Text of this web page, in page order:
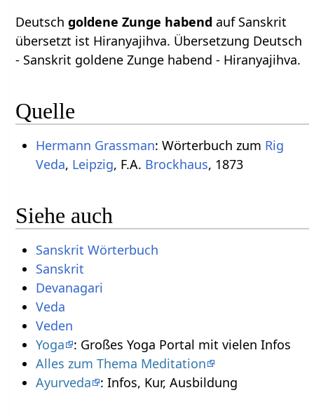
Deutschgoldene Zunge habendauf Sanskrit
übersetzt ist Hiranyajihva. Übersetzung Deutsch
- Sanskrit goldene Zunge habend - Hiranyajihva.
Quelle
Hermann Grassman: Wörterbuch zum Rig
Veda, Leipzig, F.A. Brockhaus, 1873
Siehe auch
Sanskrit Wörterbuch
Sanskrit
Devanagari
Veda
Veden
Yoga
: Großes Yoga Portal mit vielen Infos
Alles zum Thema Meditation
Ayurveda
: Infos, Kur, Ausbildung